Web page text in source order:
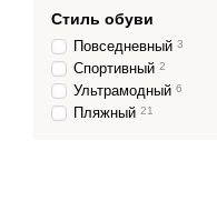
Стиль обуви
Повседневный 3
Спортивный 2
Ультрамодный 6
Пляжный 21